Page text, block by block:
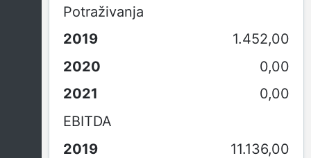
Potraživanja
1.452,00
0,00
0,00
EBITDA
11.136,00